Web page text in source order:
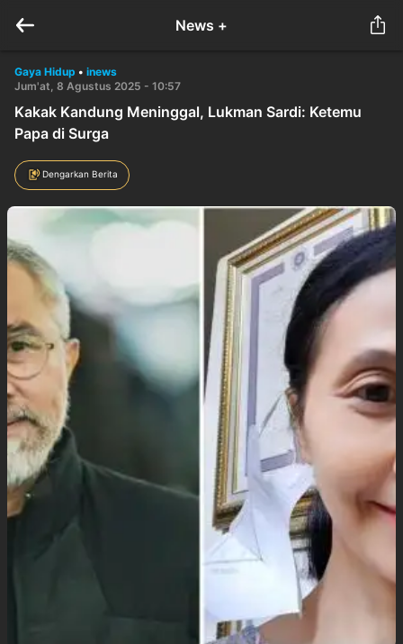
News +
Gaya Hidup • inews
Jum'at, 8 Agustus 2025 - 10:57
Kakak Kandung Meninggal, Lukman Sardi: Ketemu
Papa di Surga
Dengarkan Berita